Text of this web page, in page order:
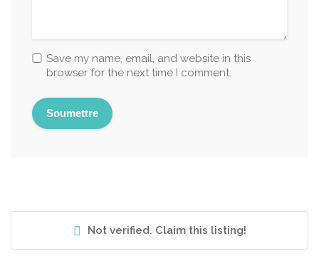
Save my name, email, and website in this
browser for the next time I comment.
Not verified. Claim this listing!